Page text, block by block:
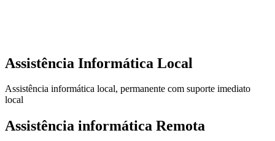
Assistência Informática Local
Assistência informática local, permanente com suporte imediato
local
Assistência informática Remota